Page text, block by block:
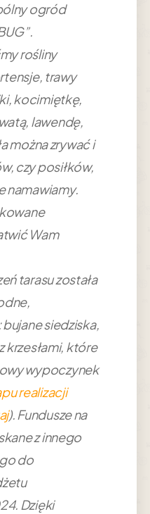
ogród
rośliny
trawy
kocimiętkę,
lawendę,
można zrywać i
czy posiłków,
namawiamy.
Wam
tarasu została
siedziska,
krzesłami, które
wypoczynek
realizacji
). Fundusze na
z innego
do
Dzięki